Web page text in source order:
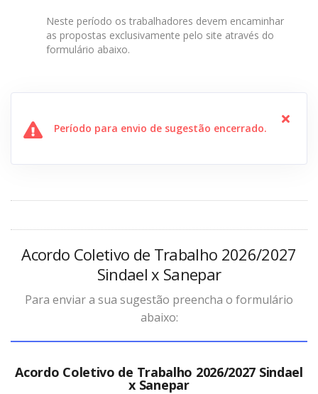
Neste período os trabalhadores devem encaminhar
as propostas exclusivamente pelo site através do
formulário abaixo.
Período para envio de sugestão encerrado.
Acordo Coletivo de Trabalho 2026/2027
Sindael x Sanepar
Para enviar a sua sugestão preencha o formulário
abaixo:
Acordo Coletivo de Trabalho 2026/2027 Sindael
x Sanepar